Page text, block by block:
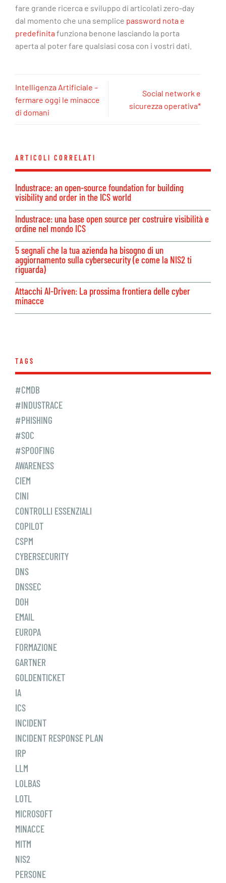
fare grande ricerca e sviluppo di articolati zero-day
dal momento che una semplice password nota e
predefinita funziona benone lasciando la porta
aperta al poter fare qualsiasi cosa con i vostri dati.
Intelligenza Artificiale –
fermare oggi le minacce
di domani
Social network e
sicurezza operativa*
ARTICOLI CORRELATI
Industrace: an open-source foundation for building
visibility and order in the ICS world
Industrace: una base open source per costruire visibilità e
ordine nel mondo ICS
5 segnali che la tua azienda ha bisogno di un
aggiornamento sulla cybersecurity (e come la NIS2 ti
riguarda)
Attacchi AI-Driven: La prossima frontiera delle cyber
minacce
TAGS
#CMDB
#INDUSTRACE
#PHISHING
#SOC
#SPOOFING
AWARENESS
CIEM
CINI
CONTROLLI ESSENZIALI
COPILOT
CSPM
CYBERSECURITY
DNS
DNSSEC
DOH
EMAIL
EUROPA
FORMAZIONE
GARTNER
GOLDENTICKET
IA
ICS
INCIDENT
INCIDENT RESPONSE PLAN
IRP
LLM
LOLBAS
LOTL
MICROSOFT
MINACCE
MITM
NIS2
PERSONE